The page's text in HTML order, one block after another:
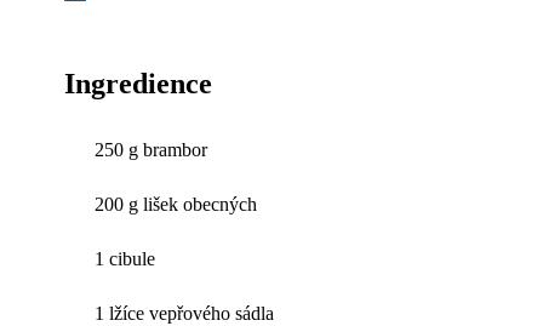
Ingredience
250 g brambor
200 g lišek obecných
1 cibule
1 lžíce vepřového sádla